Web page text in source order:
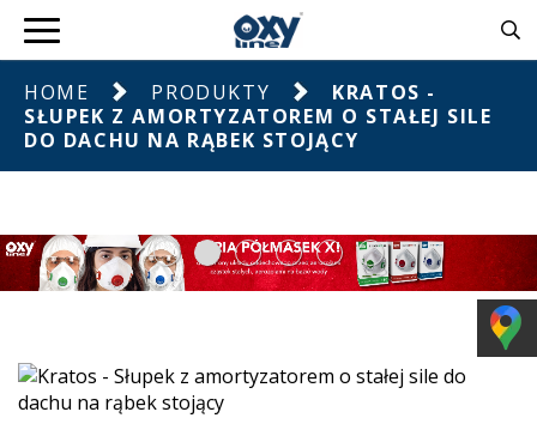
HOME PRODUKTY
KRATOS -
SŁUPEK Z AMORTYZATOREM O STAŁEJ SILE
DO DACHU NA RĄBEK STOJĄCY